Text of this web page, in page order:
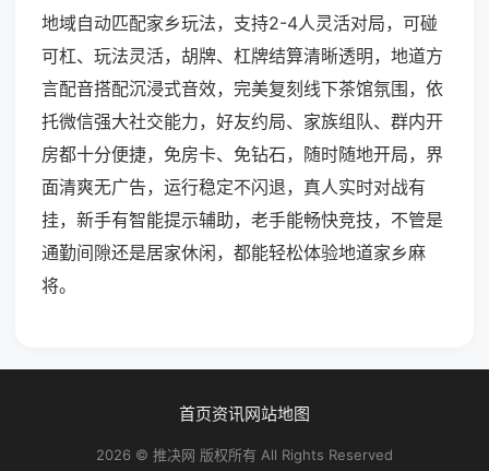
地域自动匹配家乡玩法，支持2-4人灵活对局，可碰
可杠、玩法灵活，胡牌、杠牌结算清晰透明，地道方
言配音搭配沉浸式音效，完美复刻线下茶馆氛围，依
托微信强大社交能力，好友约局、家族组队、群内开
房都十分便捷，免房卡、免钻石，随时随地开局，界
面清爽无广告，运行稳定不闪退，真人实时对战有
挂，新手有智能提示辅助，老手能畅快竞技，不管是
通勤间隙还是居家休闲，都能轻松体验地道家乡麻
将。
首页资讯网站地图
2026 © 推决网 版权所有 All Rights Reserved